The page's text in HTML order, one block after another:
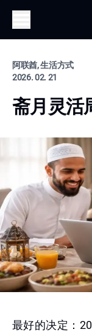
阿联酋, 生活方式
2026. 02. 21
斋月灵活
最好的决定：